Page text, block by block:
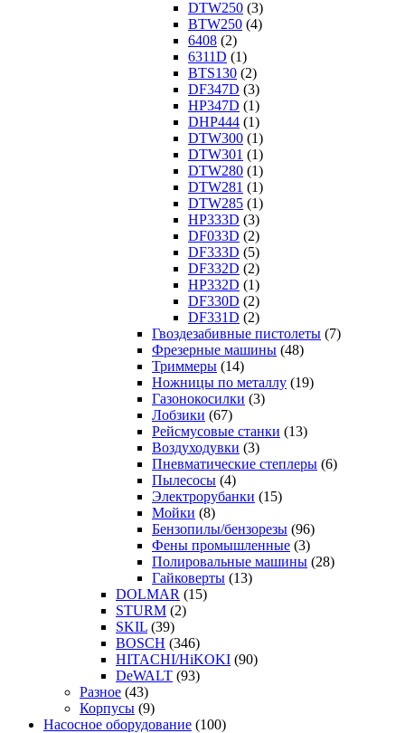
DTW250 (3)
BTW250 (4)
6408 (2)
6311D (1)
BTS130 (2)
DF347D (3)
HP347D (1)
DHP444 (1)
DTW300 (1)
DTW301 (1)
DTW280 (1)
DTW281 (1)
DTW285 (1)
HP333D (3)
DF033D (2)
DF333D (5)
DF332D (2)
HP332D (1)
DF330D (2)
DF331D (2)
Гвоздезабивные пистолеты (7)
Фрезерные машины (48)
Триммеры (14)
Ножницы по металлу (19)
Газонокосилки (3)
Лобзики (67)
Рейсмусовые станки (13)
Воздуходувки (3)
Пневматические степлеры (6)
Пылесосы (4)
Электрорубанки (15)
Мойки (8)
Бензопилы/бензорезы (96)
Фены промышленные (3)
Полировальные машины (28)
Гайковерты (13)
DOLMAR (15)
STURM (2)
SKIL (39)
BOSCH (346)
HITACHI/HiKOKI (90)
DeWALT (93)
Разное (43)
Корпусы (9)
Насосное оборудование (100)